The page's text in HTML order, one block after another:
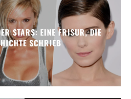
STARS: EINE FRISUR, DIE
SCHRIEB